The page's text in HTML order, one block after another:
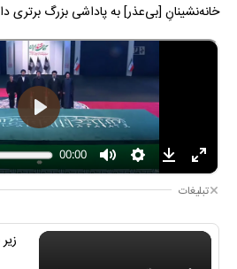
خانه‌نشینانِ [بی‌عذر] به پاداشی بزرگ برتری
تبلیغات